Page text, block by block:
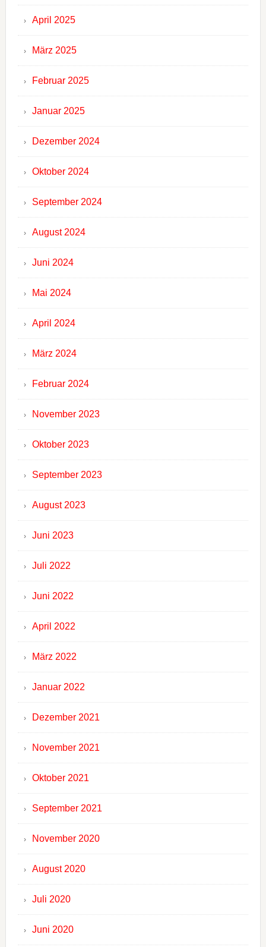
April 2025
März 2025
Februar 2025
Januar 2025
Dezember 2024
Oktober 2024
September 2024
August 2024
Juni 2024
Mai 2024
April 2024
März 2024
Februar 2024
November 2023
Oktober 2023
September 2023
August 2023
Juni 2023
Juli 2022
Juni 2022
April 2022
März 2022
Januar 2022
Dezember 2021
November 2021
Oktober 2021
September 2021
November 2020
August 2020
Juli 2020
Juni 2020